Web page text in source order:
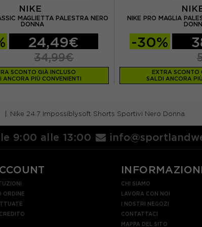
NIKE
MAGLIETTA PALESTRA NERO
DONNA
24,49€
34,99€
SCONTO GIÀ INCLUSO
ANCORA PIÙ CONVENIENTI
NIKE PRO MAGLIA
-30%
EXTRA SCONTO
SALDI ANCORA
Nike 24.7 Impossiblysoft Shorts Sportivi Nero Donna
9:00 alle 13:00
ORDINE
CHI SIAMO
LAVORA CON NOI
I NOSTRI NEGOZI
CONTATTACI
MAPPA DEL SITO